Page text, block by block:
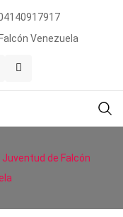
Venezuela
Juventud de Falcón